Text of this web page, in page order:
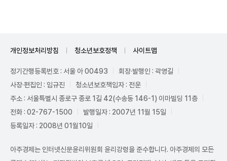
개인정보처리방침 청소년보호정책 사이트맵
정기간행등록번호 : 서울 아 00493
회장·발행인 : 곽영길
사장·편집인 : 임규진
청소년보호책임자 : 전운
주소 : 서울특별시 종로구 종로 1길 42(수송동 146-1) 이마빌딩 11층
전화 : 02-767-1500
발행일자 : 2007년 11월 15일
등록일자 : 2008년 01월10일
아주경제는 인터넷신문윤리위원회 윤리강령을 준수합니다. 아주경제의 모든